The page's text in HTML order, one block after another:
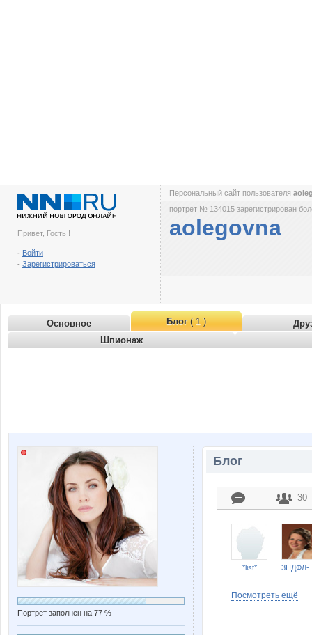
Привет, Гость !
- Войти
- Зарегистрироваться
Персональный сайт пользователя
портрет № 134015 зарегистрирован
aolegovna
Основное Блог( 1 )
Шпионаж
Портрет заполнен на 77 %
Блог
30
*list*
Посмотреть ещё